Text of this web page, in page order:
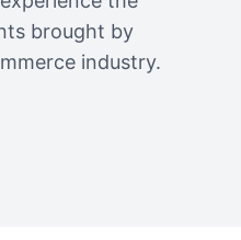
brought by
industry.